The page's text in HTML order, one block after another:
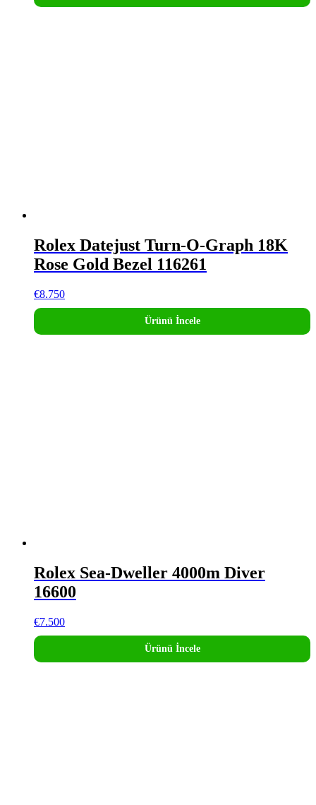
Rolex Datejust Turn-O-Graph 18K
Rose Gold Bezel 116261
€8.750
Ürünü İncele
Rolex Sea-Dweller 4000m Diver
16600
€7.500
Ürünü İncele